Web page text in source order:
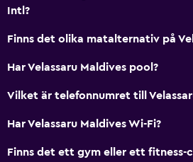
Intl?
Finns det olika matalternativ på
Har Velassaru Maldives pool?
Vilket är telefonnumret till
Har Velassaru Maldives Wi-Fi?
Finns det ett gym eller ett